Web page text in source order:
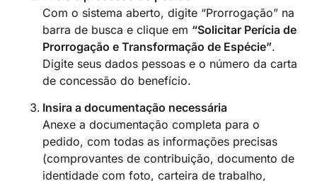
Com o sistema aberto, digite “Prorrogação” na
barra de busca e clique em “Solicitar Perícia de
Prorrogação e Transformação de Espécie”.
Digite seus dados pessoas e o número da carta
de concessão do benefício.
Insira a documentação necessária
Anexe a documentação completa para o
pedido, com todas as informações precisas
(comprovantes de contribuição, documento de
identidade com foto, carteira de trabalho,